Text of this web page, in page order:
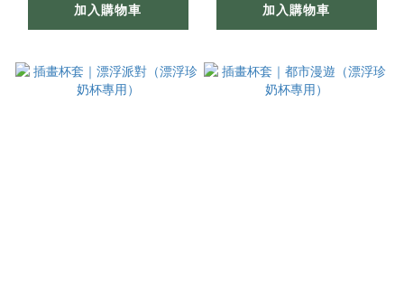
加入購物車 加入購物車